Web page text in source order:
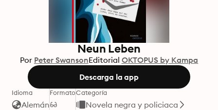
Neun Leben
Por Peter SwansonEditorial OKTOPUS by Kampa
Descarga la app
Idioma
Alemán
FormatoCategoría
Novela negra y policiaca